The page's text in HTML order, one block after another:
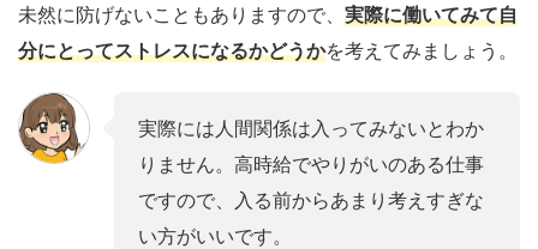
未然に防げないこともありますので、 実際に働いてみて自
分にとってストレスになるかどうかを考えてみましょう。
実際には人間関係は入ってみないとわか
りません。高時給でやりがいのある仕事
ですので、入る前からあまり考えすぎな
い方がいいです。